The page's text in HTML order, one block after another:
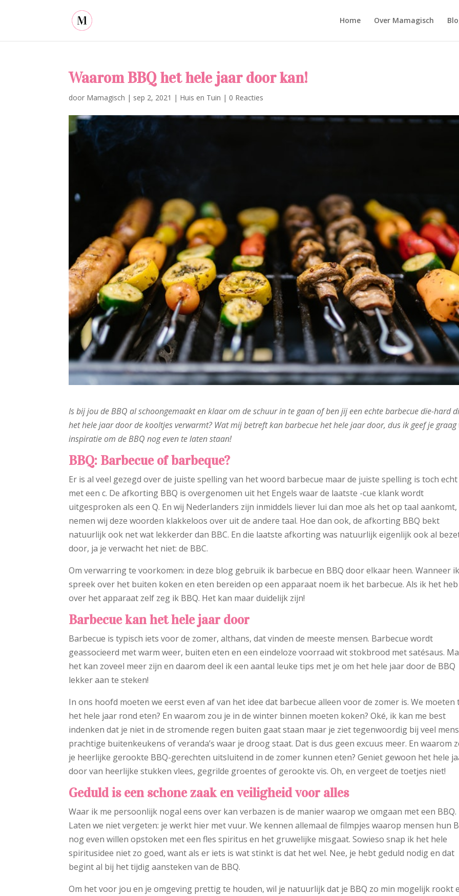
Home Over Mamagisch
Waarom BBQ het hele jaar door kan!
door Mamagisch | sep 2, 2021 | Huis en Tuin | 0 Reacties
Is bij jou de BBQ al schoongemaakt en klaar om de schuur in te gaan of ben jij een echte barbecue die-hard
het hele jaar door de kooltjes verwarmt? Wat mij betreft kan barbecue het hele jaar door, dus ik geef je graag
inspiratie om de BBQ nog even te laten staan!
BBQ: Barbecue of barbeque?
Er is al veel gezegd over de juiste spelling van het woord barbecue maar de juiste spelling is toch echt
met een c. De afkorting BBQ is overgenomen uit het Engels waar de laatste -cue klank wordt
uitgesproken als een Q. En wij Nederlanders zijn inmiddels liever lui dan moe als het op taal aankomt,
nemen wij deze woorden klakkeloos over uit de andere taal. Hoe dan ook, de afkorting BBQ bekt
natuurlijk ook net wat lekkerder dan BBC. En die laatste afkorting was natuurlijk eigenlijk ook al
door, ja je verwacht het niet: de BBC.
Om verwarring te voorkomen: in deze blog gebruik ik barbecue en BBQ door elkaar heen. Wanneer ik
spreek over het buiten koken en eten bereiden op een apparaat noem ik het barbecue. Als ik het heb
over het apparaat zelf zeg ik BBQ. Het kan maar duidelijk zijn!
Barbecue kan het hele jaar door
Barbecue is typisch iets voor de zomer, althans, dat vinden de meeste mensen. Barbecue wordt
geassocieerd met warm weer, buiten eten en een eindeloze voorraad wit stokbrood met satésaus.
het kan zoveel meer zijn en daarom deel ik een aantal leuke tips met je om het hele jaar door de BBQ
lekker aan te steken!
In ons hoofd moeten we eerst even af van het idee dat barbecue alleen voor de zomer is. We moeten
het hele jaar rond eten? En waarom zou je in de winter binnen moeten koken? Oké, ik kan me best
indenken dat je niet in de stromende regen buiten gaat staan maar je ziet tegenwoordig bij veel
prachtige buitenkeukens of veranda’s waar je droog staat. Dat is dus geen excuus meer. En waarom
je heerlijke gerookte BBQ-gerechten uitsluitend in de zomer kunnen eten? Geniet gewoon het hele
door van heerlijke stukken vlees, gegrilde groentes of gerookte vis. Oh, en vergeet de toetjes niet!
Geduld is een schone zaak en veiligheid voor alles
Waar ik me persoonlijk nogal eens over kan verbazen is de manier waarop we omgaan met een BBQ.
Laten we niet vergeten: je werkt hier met vuur. We kennen allemaal de filmpjes waarop mensen hun
nog even willen opstoken met een fles spiritus en het gruwelijke misgaat. Sowieso snap ik het hele
spiritusidee niet zo goed, want als er iets is wat stinkt is dat het wel. Nee, je hebt geduld nodig en dat
begint al bij het tijdig aansteken van de BBQ.
Om het voor jou en je omgeving prettig te houden, wil je natuurlijk dat je BBQ zo min mogelijk rookt